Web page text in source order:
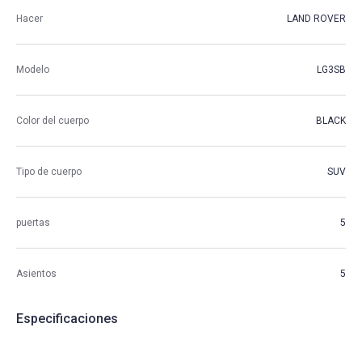
Hacer LAND ROVER
Modelo LG3SB
Color del cuerpo BLACK
Tipo de cuerpo SUV
puertas 5
Asientos 5
Especificaciones